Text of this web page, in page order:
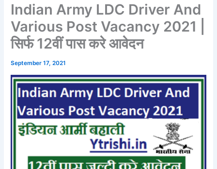
Indian Army LDC Driver And
Various Post Vacancy 2021 |
सिर्फ 12वीं पास करे आवेदन
September 17, 2021